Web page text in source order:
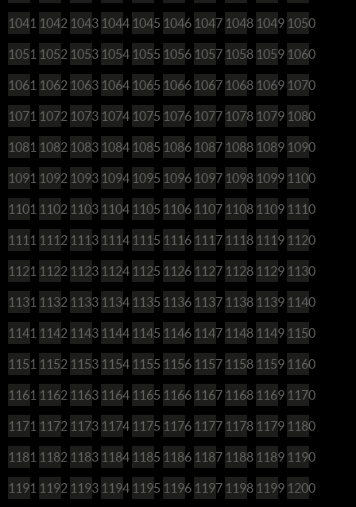
1041 1042 1043 1044 1045 1046 1047 1048 1049 1050
1051 1052 1053 1054 1055 1056 1057 1058 1059 1060
1061 1062 1063 1064 1065 1066 1067 1068 1069 1070
1071 1072 1073 1074 1075 1076 1077 1078 1079 1080
1081 1082 1083 1084 1085 1086 1087 1088 1089 1090
1091 1092 1093 1094 1095 1096 1097 1098 1099 1100
1101 1102 1103 1104 1105 1106 1107 1108 1109 1110
1111 1112 1113 1114 1115 1116 1117 1118 1119 1120
1121 1122 1123 1124 1125 1126 1127 1128 1129 1130
1131 1132 1133 1134 1135 1136 1137 1138 1139 1140
1141 1142 1143 1144 1145 1146 1147 1148 1149 1150
1151 1152 1153 1154 1155 1156 1157 1158 1159 1160
1161 1162 1163 1164 1165 1166 1167 1168 1169 1170
1171 1172 1173 1174 1175 1176 1177 1178 1179 1180
1181 1182 1183 1184 1185 1186 1187 1188 1189 1190
1191 1192 1193 1194 1195 1196 1197 1198 1199 1200